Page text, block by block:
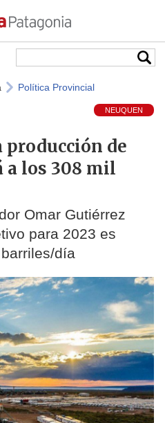
Política Provincial
NEUQUEN
producción de
a los 308 mil
Omar Gutiérrez
para 2023 es
día